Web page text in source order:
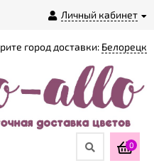
Личный кабинет
город доставки: Белорецк
0